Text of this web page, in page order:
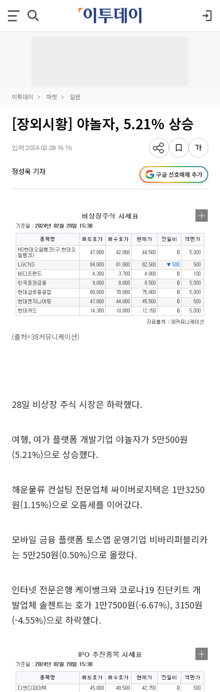
이투데이 마켓 일반
[장외시황] 야놀자, 5.21% 상승
입력 2024-02-28 16:16
정성욱 기자 구글 선호매체 추가
(출처=38커뮤니케이션)
28일 비상장 주식 시장은 하락했다.
여행, 여가 플랫폼 개발기업 야놀자가 5만500원
(5.21%)으로 상승했다.
해운물류 컨설팅 전문업체 싸이버로지텍은 1만3250
원(1.15%)으로 오름세를 이어갔다.
모바일 금융 플랫폼 토스앱 운영기업 비바리퍼블리카
는 5만250원(0.50%)으로 올랐다.
인터넷 전문은행 케이뱅크와 코로나19 진단키트 개
발업체 솔젠트는 호가 1만7500원(-6.67%), 3150원
(-4.55%)으로 하락했다.